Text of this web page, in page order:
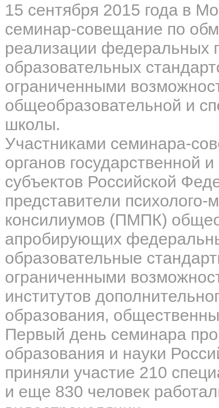
15 сентября 2015 года в
семинар-совещание по
реализации федеральных
образовательных
ограниченными
общеобразовательной и
школы.
Участниками семинара-
органов государственной
субъектов Российской
представители психолого-
консилиумов (ПМПК)
апробирующих
образовательные
ограниченными
институтов
образования,
Первый день семинара
образования и науки
приняли участие 210
и еще 830 человек